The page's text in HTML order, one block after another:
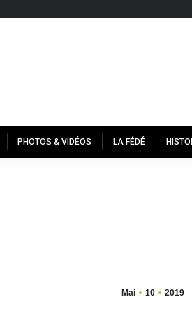
PHOTOS & VIDÉOS LA FÉDÉ
Mai 10 2019